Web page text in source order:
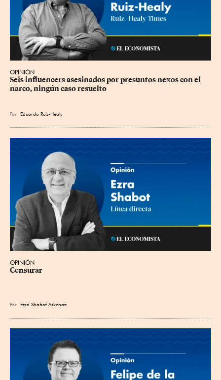
OPINIÓN
Seis influencers asesinados por presuntos nexos con el
narco, ningún caso resuelto
Por Eduardo Ruiz-Healy
OPINIÓN
Censurar
Por Ezra Shabot Askenazi